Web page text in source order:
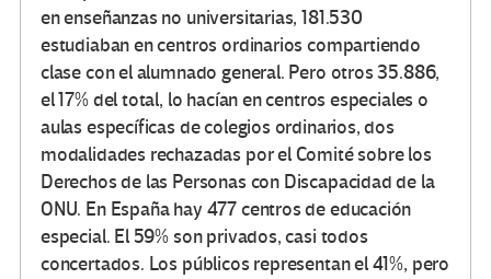
en enseñanzas no universitarias, 181.530
estudiaban en centros ordinarios compartiendo
clase con el alumnado general. Pero otros 35.886,
el 17% del total, lo hacían en centros especiales o
aulas específicas de colegios ordinarios, dos
modalidades rechazadas por el Comité sobre los
Derechos de las Personas con Discapacidad de la
ONU. En España hay 477 centros de educación
especial. El 59% son privados, casi todos
concertados. Los públicos representan el 41%, pero